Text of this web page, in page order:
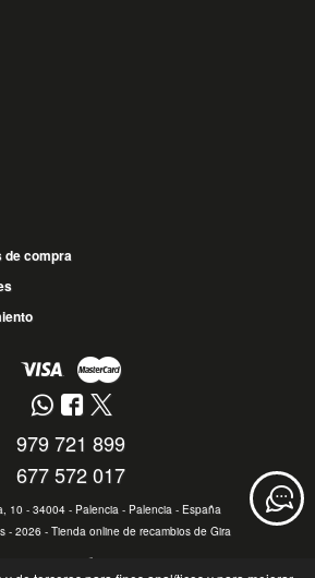
de compra
979 721 899
677 572 017
10 - 34004 - Palencia - Palencia - España
- 2026 - Tienda online de recambios de Gira